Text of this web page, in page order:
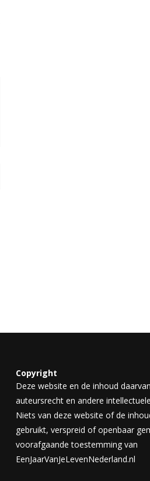
Copyright
Deze website en de inhoud
auteursrecht en andere
Niets van deze website of de
gebruikt, verspreid of openbaar
voorafgaande toestemming van
EenJaarVanJeLevenNederland.nl